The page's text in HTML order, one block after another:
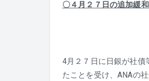
〇４月２７日の追加緩
4月２７日に日銀が社債
たことを受け、ANAの